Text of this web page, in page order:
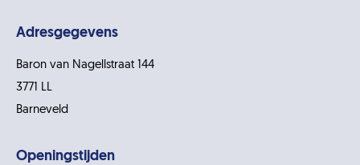
Adresgegevens
Baron van Nagellstraat 144
3771 LL
Barneveld
Openingstijden